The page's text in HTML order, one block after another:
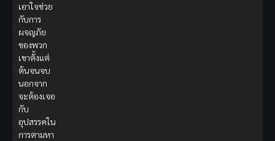
เอาใจช่วย
กับการ
ผจญภัย
ของพวก
เขาตั้งแต่
ต้นจนจบ
นอกจาก
จะต้องเจอ
กับ
อุปสรรคใน
การตามหา